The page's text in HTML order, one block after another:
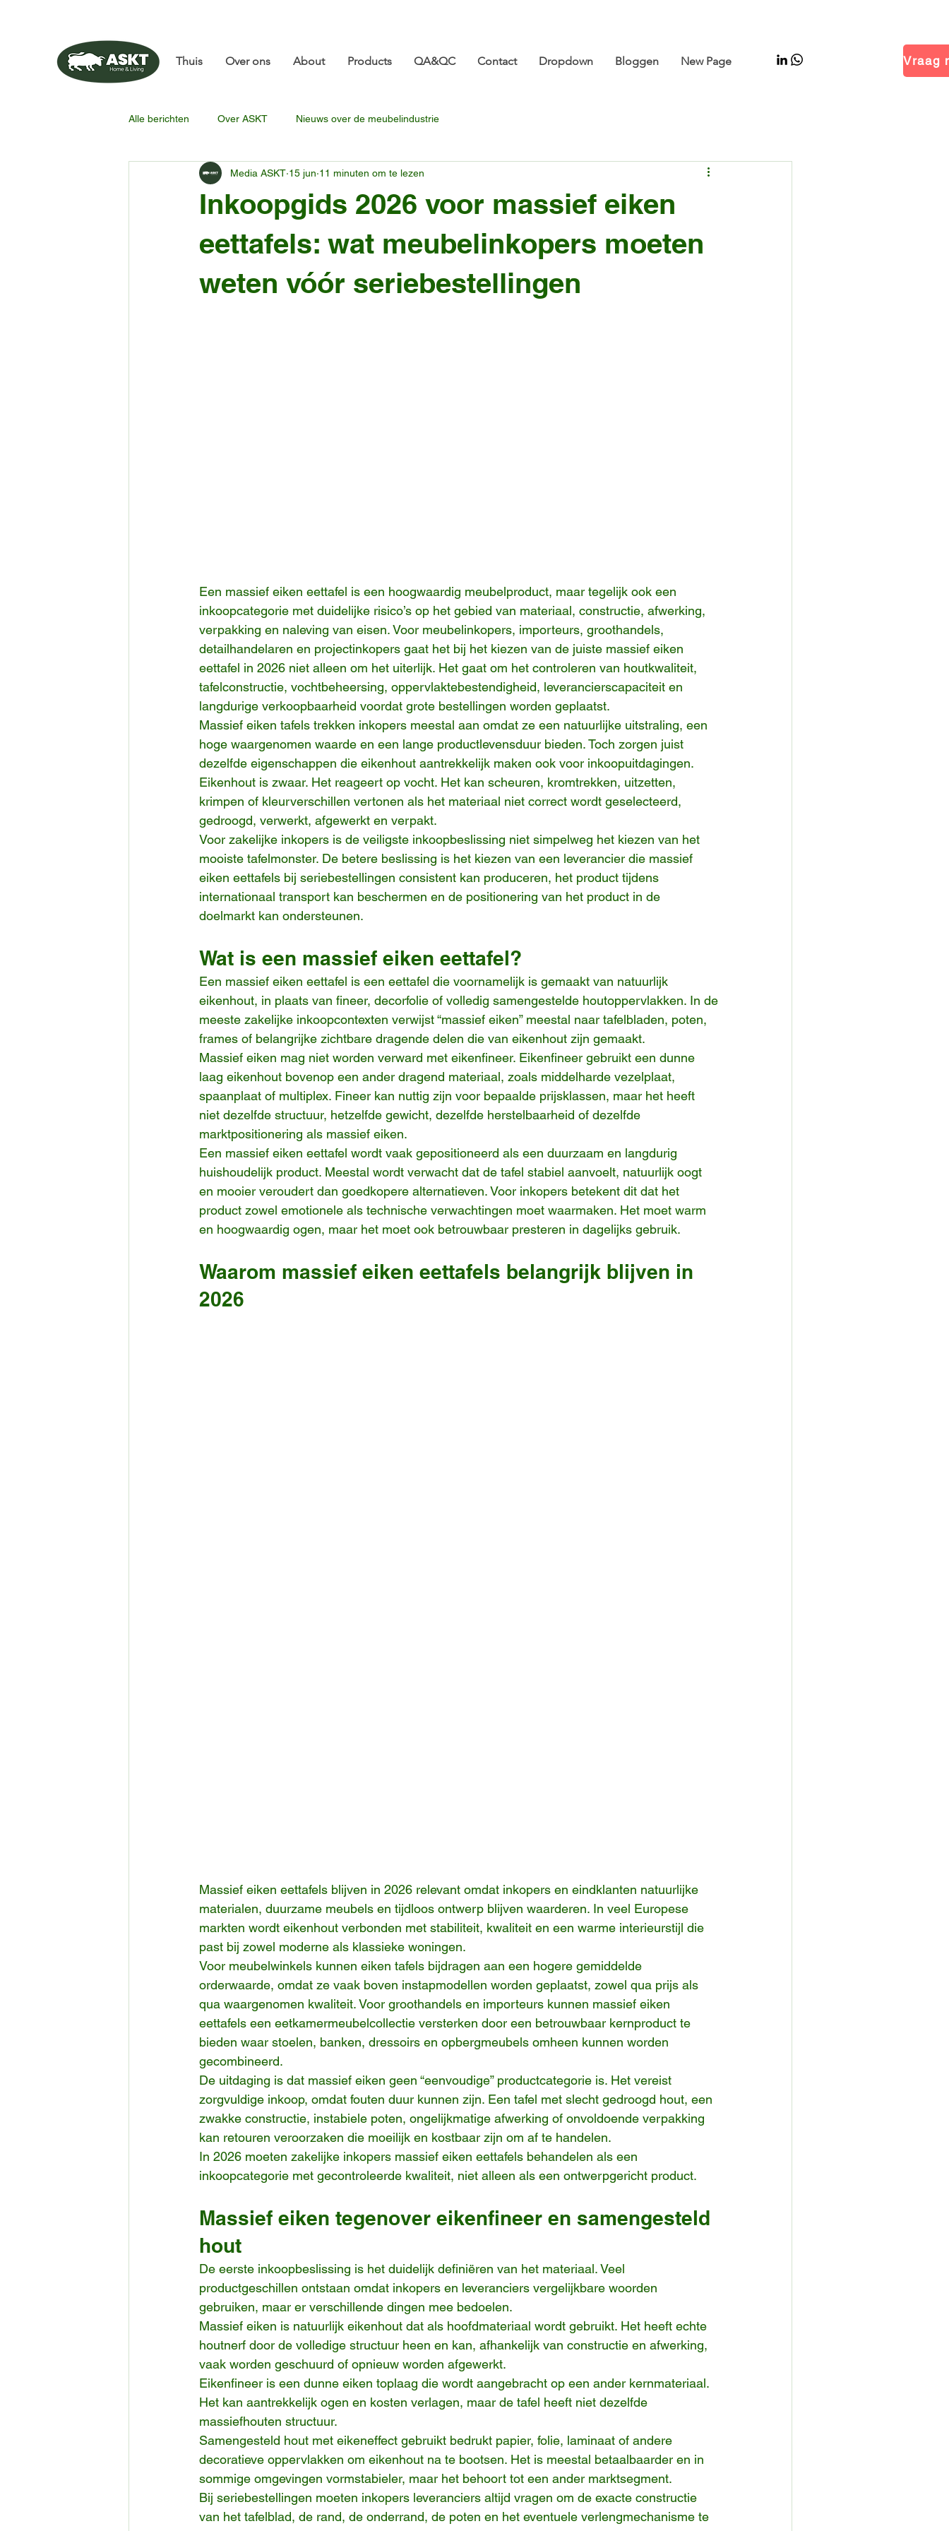
Thuis Over ons About Products QA&QC Contact Dropdown Bloggen New Page
Alle berichten Over ASKT Nieuws over de meubelindustrie
Inkoopgids 2026 voor massief eiken
eettafels: wat meubelinkopers moeten
weten vóór seriebestellingen
Media ASKT 15 jun 11 minuten om te lezen
Een massief eiken eettafel is een hoogwaardig meubelproduct, maar tegelijk ook een
inkoopcategorie met duidelijke risico’s op het gebied van materiaal, constructie, afwerking,
verpakking en naleving van eisen. Voor meubelinkopers, importeurs, groothandels,
detailhandelaren en projectinkopers gaat het bij het kiezen van de juiste massief eiken
eettafel in 2026 niet alleen om het uiterlijk. Het gaat om het controleren van houtkwaliteit,
tafelconstructie, vochtbeheersing, oppervlaktebestendigheid, leverancierscapaciteit en
langdurige verkoopbaarheid voordat grote bestellingen worden geplaatst.
Massief eiken tafels trekken inkopers meestal aan omdat ze een natuurlijke uitstraling, een
hoge waargenomen waarde en een lange productlevensduur bieden. Toch zorgen juist
dezelfde eigenschappen die eikenhout aantrekkelijk maken ook voor inkoopuitdagingen.
Eikenhout is zwaar. Het reageert op vocht. Het kan scheuren, kromtrekken, uitzetten,
krimpen of kleurverschillen vertonen als het materiaal niet correct wordt geselecteerd,
gedroogd, verwerkt, afgewerkt en verpakt.
Voor zakelijke inkopers is de veiligste inkoopbeslissing niet simpelweg het kiezen van het
mooiste tafelmonster. De betere beslissing is het kiezen van een leverancier die massief
eiken eettafels bij seriebestellingen consistent kan produceren, het product tijdens
internationaal transport kan beschermen en de positionering van het product in de
doelmarkt kan ondersteunen.
Wat is een massief eiken eettafel?
Een massief eiken eettafel is een eettafel die voornamelijk is gemaakt van natuurlijk
eikenhout, in plaats van fineer, decorfolie of volledig samengestelde houtoppervlakken. In de
meeste zakelijke inkoopcontexten verwijst “massief eiken” meestal naar tafelbladen, poten,
frames of belangrijke zichtbare dragende delen die van eikenhout zijn gemaakt.
Massief eiken mag niet worden verward met eikenfineer. Eikenfineer gebruikt een dunne
laag eikenhout bovenop een ander dragend materiaal, zoals middelharde vezelplaat,
spaanplaat of multiplex. Fineer kan nuttig zijn voor bepaalde prijsklassen, maar het heeft
niet dezelfde structuur, hetzelfde gewicht, dezelfde herstelbaarheid of dezelfde
marktpositionering als massief eiken.
Een massief eiken eettafel wordt vaak gepositioneerd als een duurzaam en langdurig
huishoudelijk product. Meestal wordt verwacht dat de tafel stabiel aanvoelt, natuurlijk oogt
en mooier veroudert dan goedkopere alternatieven. Voor inkopers betekent dit dat het
product zowel emotionele als technische verwachtingen moet waarmaken. Het moet warm
en hoogwaardig ogen, maar het moet ook betrouwbaar presteren in dagelijks gebruik.
Waarom massief eiken eettafels belangrijk blijven in
2026
Massief eiken eettafels blijven in 2026 relevant omdat inkopers en eindklanten natuurlijke
materialen, duurzame meubels en tijdloos ontwerp blijven waarderen. In veel Europese
markten wordt eikenhout verbonden met stabiliteit, kwaliteit en een warme interieurstijl die
past bij zowel moderne als klassieke woningen.
Voor meubelwinkels kunnen eiken tafels bijdragen aan een hogere gemiddelde
orderwaarde, omdat ze vaak boven instapmodellen worden geplaatst, zowel qua prijs als
qua waargenomen kwaliteit. Voor groothandels en importeurs kunnen massief eiken
eettafels een eetkamermeubelcollectie versterken door een betrouwbaar kernproduct te
bieden waar stoelen, banken, dressoirs en opbergmeubels omheen kunnen worden
gecombineerd.
De uitdaging is dat massief eiken geen “eenvoudige” productcategorie is. Het vereist
zorgvuldige inkoop, omdat fouten duur kunnen zijn. Een tafel met slecht gedroogd hout, een
zwakke constructie, instabiele poten, ongelijkmatige afwerking of onvoldoende verpakking
kan retouren veroorzaken die moeilijk en kostbaar zijn om af te handelen.
In 2026 moeten zakelijke inkopers massief eiken eettafels behandelen als een
inkoopcategorie met gecontroleerde kwaliteit, niet alleen als een ontwerpgericht product.
Massief eiken tegenover eikenfineer en samengesteld
hout
De eerste inkoopbeslissing is het duidelijk definiëren van het materiaal. Veel
productgeschillen ontstaan omdat inkopers en leveranciers vergelijkbare woorden
gebruiken, maar er verschillende dingen mee bedoelen.
Massief eiken is natuurlijk eikenhout dat als hoofdmateriaal wordt gebruikt. Het heeft echte
houtnerf door de volledige structuur heen en kan, afhankelijk van constructie en afwerking,
vaak worden geschuurd of opnieuw worden afgewerkt.
Eikenfineer is een dunne eiken toplaag die wordt aangebracht op een ander kernmateriaal.
Het kan aantrekkelijk ogen en kosten verlagen, maar de tafel heeft niet dezelfde
massiefhouten structuur.
Samengesteld hout met eikeneffect gebruikt bedrukt papier, folie, laminaat of andere
decoratieve oppervlakken om eikenhout na te bootsen. Het is meestal betaalbaarder en in
sommige omgevingen vormstabieler, maar het behoort tot een ander marktsegment.
Bij seriebestellingen moeten inkopers leveranciers altijd vragen om de exacte constructie
van het tafelblad, de rand, de onderrand, de poten en het eventuele verlengmechanisme te